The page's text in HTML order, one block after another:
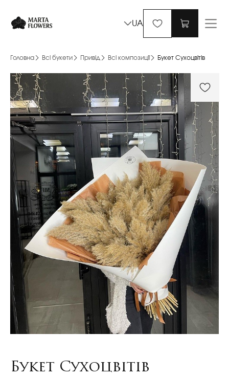
UA
Головна Всі букети Привід Всі композиції Букет Сухоцвітів
Букет Сухоцвітів